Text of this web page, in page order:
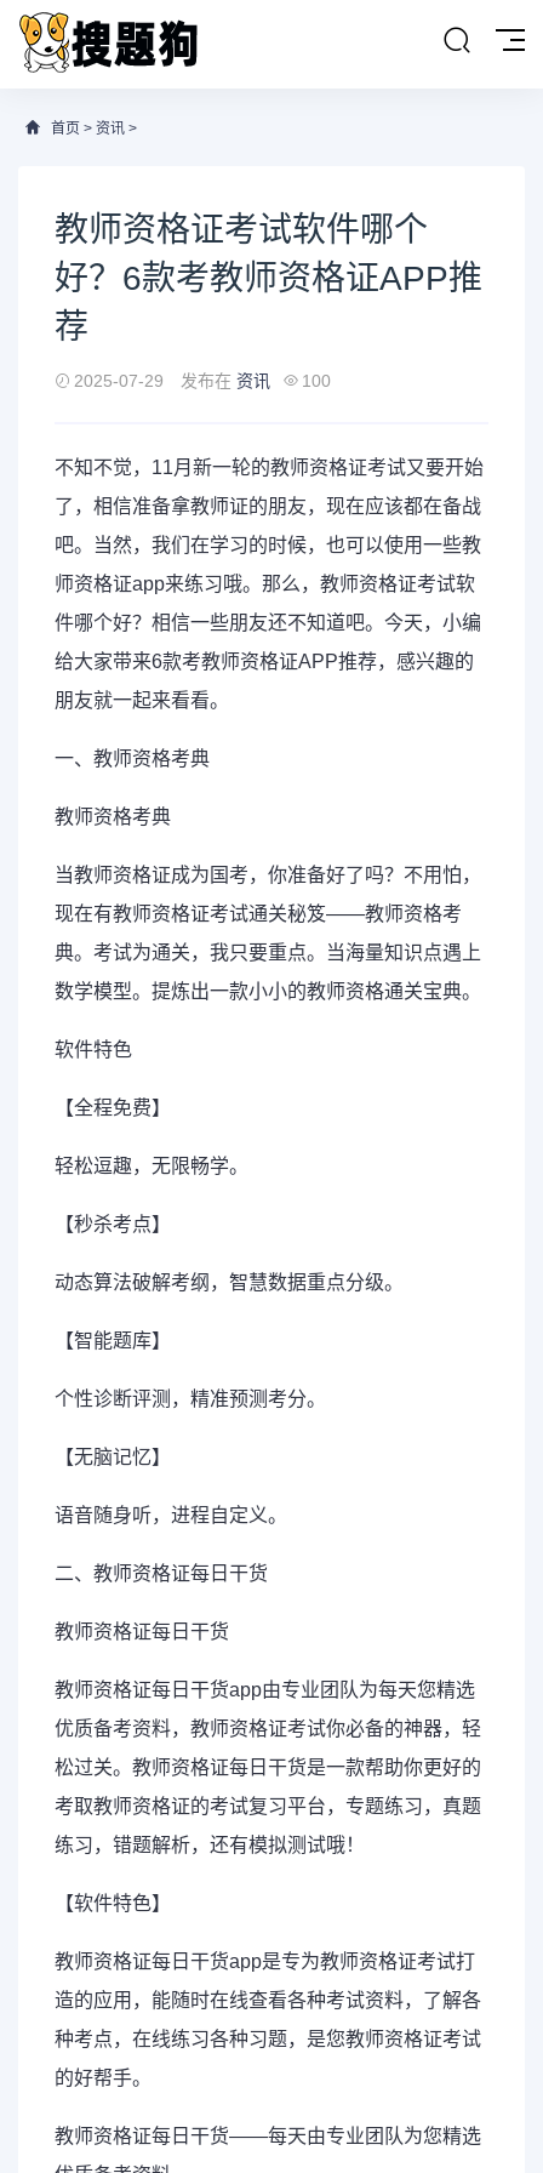
首页 > 资讯 >
教师资格证考试软件哪个
好？6款考教师资格证APP推
荐
2025-07-29 发布在 资讯 100
不知不觉，11月新一轮的教师资格证考试又要开始
了，相信准备拿教师证的朋友，现在应该都在备战
吧。当然，我们在学习的时候，也可以使用一些教
师资格证app来练习哦。那么，教师资格证考试软
件哪个好？相信一些朋友还不知道吧。今天，小编
给大家带来6款考教师资格证APP推荐，感兴趣的
朋友就一起来看看。
一、教师资格考典
教师资格考典
当教师资格证成为国考，你准备好了吗？不用怕，
现在有教师资格证考试通关秘笈——教师资格考
典。考试为通关，我只要重点。当海量知识点遇上
数学模型。提炼出一款小小的教师资格通关宝典。
软件特色
【全程免费】
轻松逗趣，无限畅学。
【秒杀考点】
动态算法破解考纲，智慧数据重点分级。
【智能题库】
个性诊断评测，精准预测考分。
【无脑记忆】
语音随身听，进程自定义。
二、教师资格证每日干货
教师资格证每日干货
教师资格证每日干货app由专业团队为每天您精选
优质备考资料，教师资格证考试你必备的神器，轻
松过关。教师资格证每日干货是一款帮助你更好的
考取教师资格证的考试复习平台，专题练习，真题
练习，错题解析，还有模拟测试哦！
【软件特色】
教师资格证每日干货app是专为教师资格证考试打
造的应用，能随时在线查看各种考试资料，了解各
种考点，在线练习各种习题，是您教师资格证考试
的好帮手。
教师资格证每日干货——每天由专业团队为您精选